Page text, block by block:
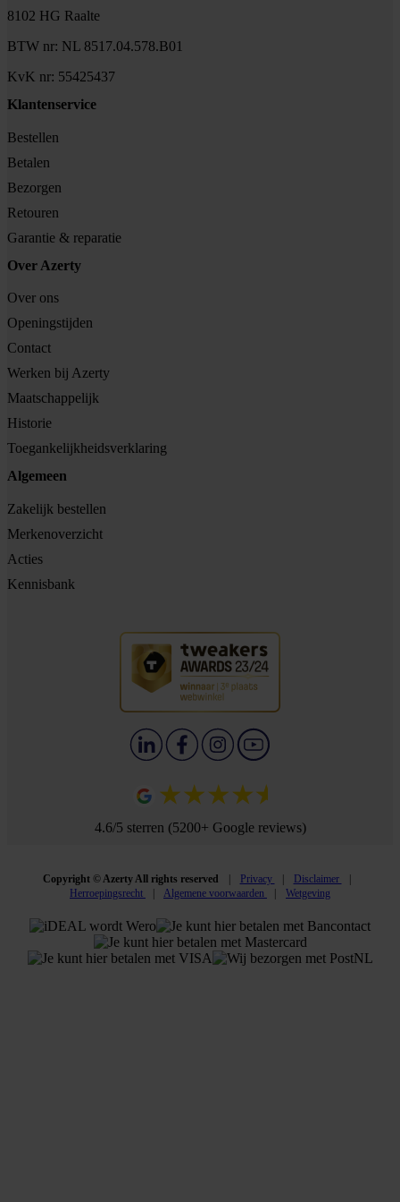
8102 HG Raalte
BTW nr: NL 8517.04.578.B01
KvK nr: 55425437
Klantenservice
Bestellen
Betalen
Bezorgen
Retouren
Garantie & reparatie
Over Azerty
Over ons
Openingstijden
Contact
Werken bij Azerty
Maatschappelijk
Historie
Toegankelijkheidsverklaring
Algemeen
Zakelijk bestellen
Merkenoverzicht
Acties
Kennisbank
4.6/5 sterren (5200+ Google reviews)
Copyright © Azerty All rights reserved Privacy
Disclaimer
Herroepingsrecht
Algemene voorwaarden Wetgeving